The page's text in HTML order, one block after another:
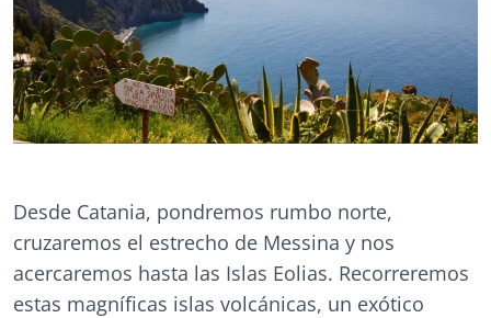
Desde Catania, pondremos rumbo norte,
cruzaremos el estrecho de Messina y nos
acercaremos hasta las Islas Eolias. Recorreremos
estas magníficas islas volcánicas, un exótico